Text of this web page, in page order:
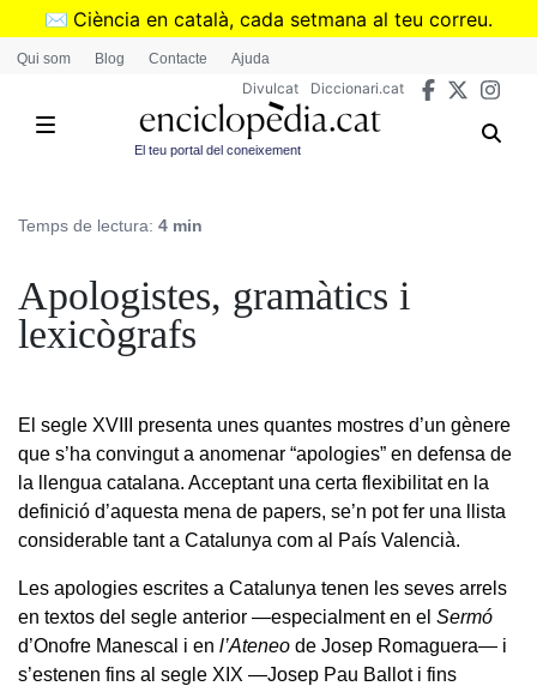
Vés
✉️ Ciència en català, cada setmana al teu correu.
➜Subscriu-te al butlletí de Divulcat
Qui som Blog Contacte Ajuda
Divulcat Diccionari.cat
El teu portal del coneixement
Temps de lectura: 4 min
Apologistes, gramàtics i
lexicògrafs
El segle XVIII presenta unes quantes mostres d’un gènere
que s’ha convingut a anomenar “apologies” en defensa de
la llengua catalana. Acceptant una certa flexibilitat en la
definició d’aquesta mena de papers, se’n pot fer una llista
considerable tant a Catalunya com al País Valencià.
Les apologies escrites a Catalunya tenen les seves arrels
en textos del segle anterior —especialment en el Sermó
d’Onofre Manescal i en l’Ateneo de Josep Romaguera— i
s’estenen fins al segle XIX —Josep Pau Ballot i fins